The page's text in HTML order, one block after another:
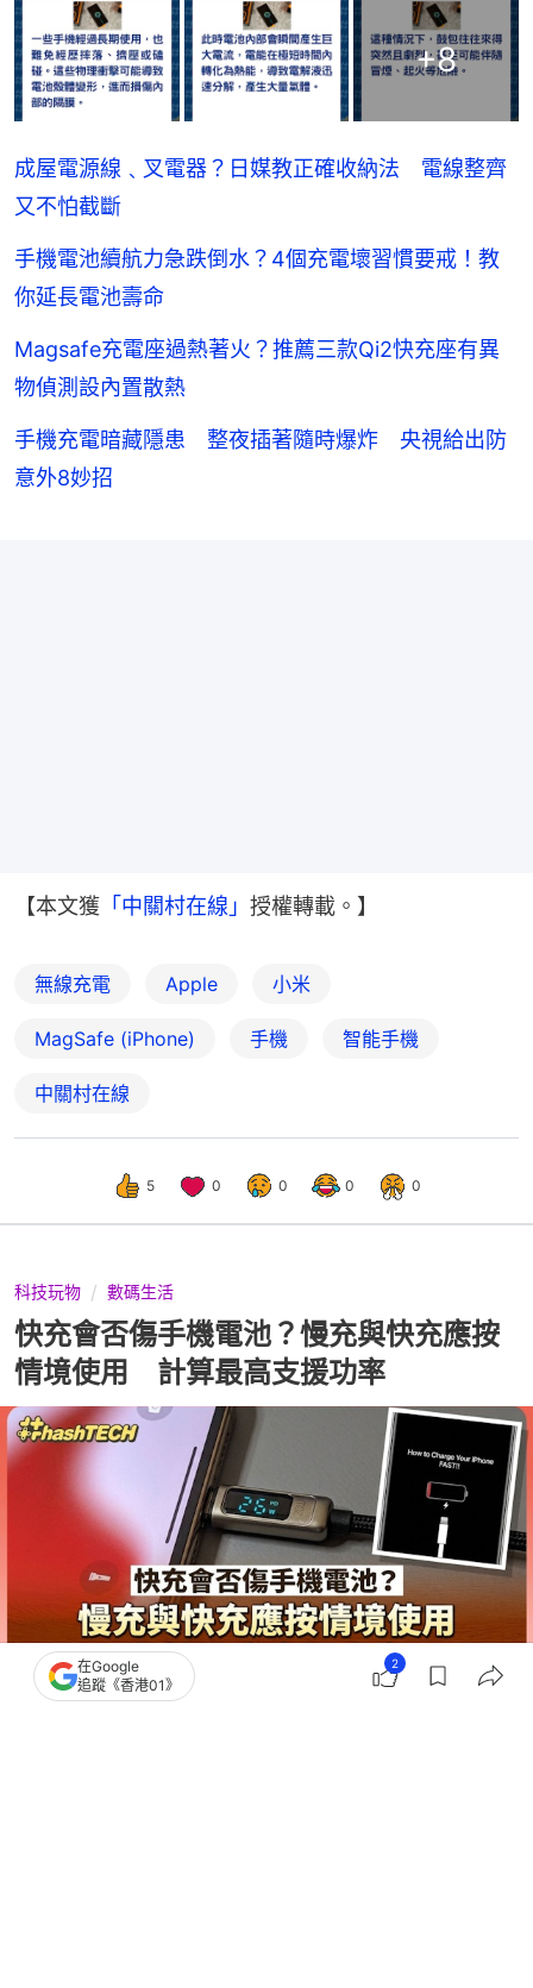
+8
成屋電源線﹑叉電器？日媒教正確收納法 電線整齊
又不怕截斷
手機電池續航力急跌倒水？4個充電壞習慣要戒！教
你延長電池壽命
Magsafe充電座過熱著火？推薦三款Qi2快充座有異
物偵測設內置散熱
手機充電暗藏隱患 整夜插著隨時爆炸 央視給出防
意外8妙招
【本文獲 「中關村在線」 授權轉載。】
無線充電 Apple 小米
MagSafe (iPhone) 手機 智能手機
中關村在線
5 0 0 0 0
科技玩物 數碼生活
快充會否傷手機電池？慢充與快充應按
情境使用 計算最高支援功率
在Google
追蹤《香港01》
2